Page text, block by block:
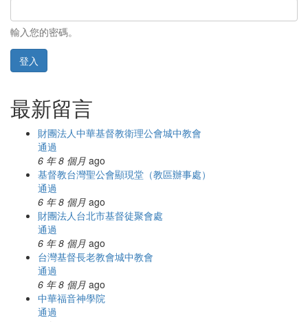
輸入您的密碼。
登入
最新留言
財團法人中華基督教衛理公會城中教會
通過
6 年 8 個月 ago
基督教台灣聖公會顯現堂（教區辦事處）
通過
6 年 8 個月 ago
財團法人台北市基督徒聚會處
通過
6 年 8 個月 ago
台灣基督長老教會城中教會
通過
6 年 8 個月 ago
中華福音神學院
通過